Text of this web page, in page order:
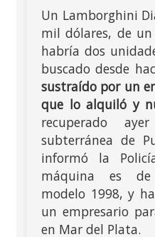
Un Lamborghini
mil dólares, de
habría dos
buscado desde
sustraído por un
que lo alquiló y
recuperado
subterránea de
informó la
máquina es de
modelo 1998, y
un empresario
en Mar del Plata.